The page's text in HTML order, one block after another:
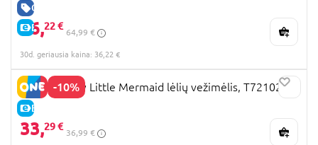
GERA KAINA
E-KAINA
36,22 €
64,99 €
30d. geriausia kaina: 36,22 €
-10%
E-KAINA
509 Crew My Little Mermaid lėlių vežimėlis, T721028
33,29 €
36,99 €